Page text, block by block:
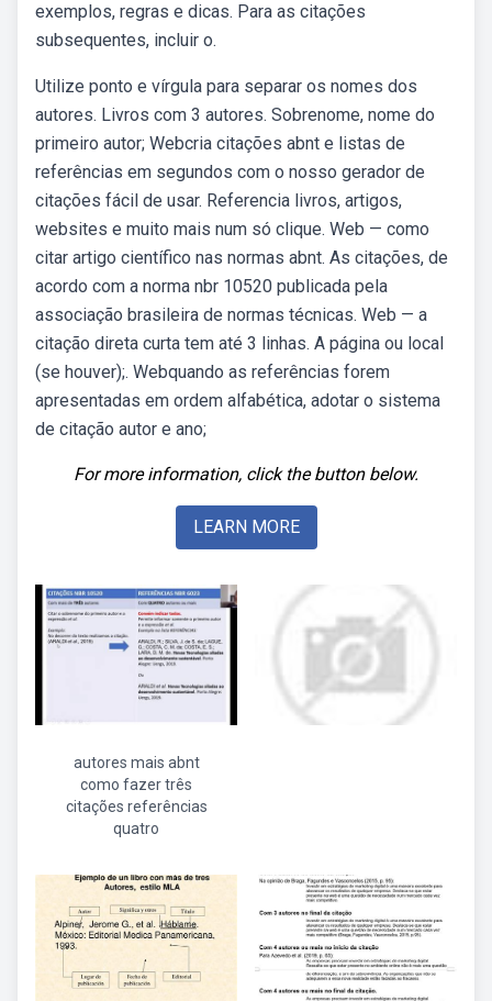
exemplos, regras e dicas. Para as citações
subsequentes, incluir o.
Utilize ponto e vírgula para separar os nomes dos
autores. Livros com 3 autores. Sobrenome, nome do
primeiro autor; Webcria citações abnt e listas de
referências em segundos com o nosso gerador de
citações fácil de usar. Referencia livros, artigos,
websites e muito mais num só clique. Web — como
citar artigo científico nas normas abnt. As citações, de
acordo com a norma nbr 10520 publicada pela
associação brasileira de normas técnicas. Web — a
citação direta curta tem até 3 linhas. A página ou local
(se houver);. Webquando as referências forem
apresentadas em ordem alfabética, adotar o sistema
de citação autor e ano;
For more information, click the button below.
LEARN MORE
autores mais abnt
como fazer três
citações referências
quatro